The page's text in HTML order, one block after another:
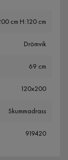
cm H:120 cm
Drömvik
69 cm
120x200
Skummadrass
919420